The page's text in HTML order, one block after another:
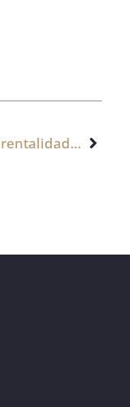
Multiparentalidade: possibilidade concomitante da paternidade biológica e socioafetiva